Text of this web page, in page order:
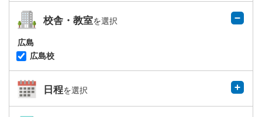
校舎・教室を選択
広島
広島校
日程を選択